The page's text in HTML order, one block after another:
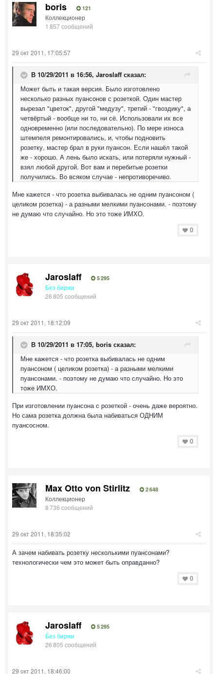
boris 121
Коллекционер
1 857 сообщений
29 окт 2011, 17:05:57
В 10/29/2011 в 16:56, Jaroslaff сказал:
Может быть и такая версия. Было изготовлено
несколько разных пуансонов с розеткой. Один мастер
вырезал "цветок", другой "медузу", третий - "гвоздику", а
четвёртый - вообще ни то, ни сё. Использовали их все
одновременно (или последовательно). По мере износа
штемпеля ремонтировались, и, чтобы подновить
розетку, мастер брал в руки пуансон. Если нашёл такой
же - хорошо. А лень было искать, или потеряли нужный -
взял любой другой. Вот вам и перебитые розетки
получились. Во всяком случае - непротиворечиво.
Мне кажется - что розетка выбивалась не одним пуансоном (
целиком розетка) - а разными мелкими пуансонами. - поэтому
не думаю что случайно. Но это тоже ИМХО.
0
Jaroslaff 5 295
Без биржи
26 805 сообщений
29 окт 2011, 18:12:09
В 10/29/2011 в 17:05, boris сказал:
Мне кажется - что розетка выбивалась не одним
пуансоном ( целиком розетка) - а разными мелкими
пуансонами. - поэтому не думаю что случайно. Но это
тоже ИМХО.
При изготовлении пуансона с розеткой - очень даже вероятно.
Но сама розетка должна была набиваться ОДНИМ
пуансосном.
0
Max Otto von Stirlitz 2 648
Коллекционер
8 736 сообщений
29 окт 2011, 18:35:02
А зачем набивать розетку несколькими пуансонами?
технологически чем это может быть оправданно?
0
Jaroslaff 5 295
Без биржи
26 805 сообщений
29 окт 2011, 18:46:00